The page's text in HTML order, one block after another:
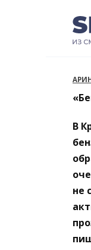
В
не